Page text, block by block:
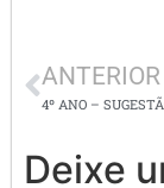
ANTERIOR
Deixe